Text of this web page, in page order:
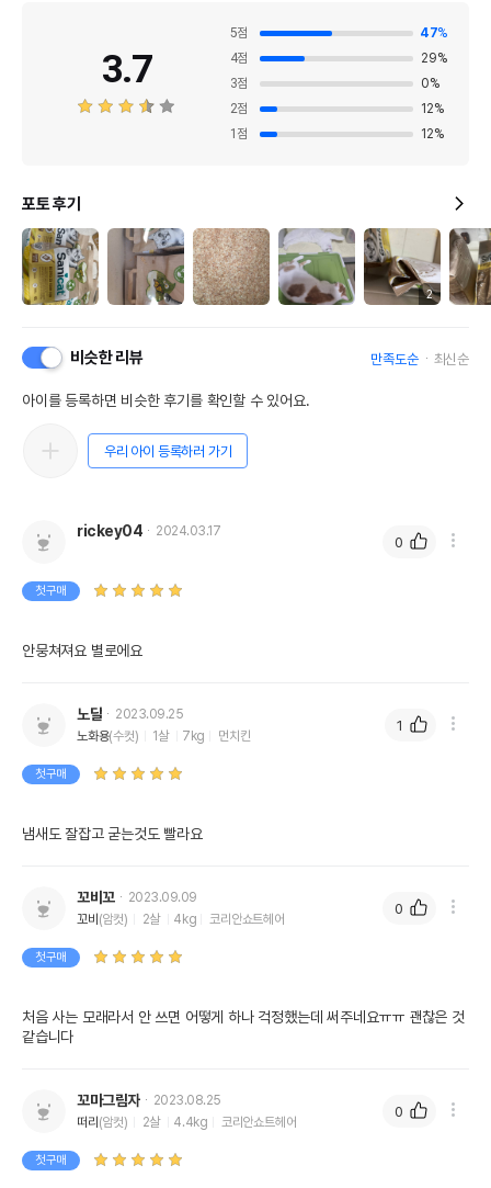
3.7
5점 47%
4점 29%
3점 0%
2점 12%
1 점 12%
포토 후기
2
비슷한 리뷰 만족도순 최신순
아이를 등록하면 비슷한 후기를 확인할 수 있어요.
우리 아이 등록하러 가기
rickey04 2024.03.17
첫구매
안뭉쳐져요 별로에요
0
노달
2023.09.25
노화용(수컷) 1살 7kg 먼치킨
첫구매
냄새도 잘잡고 굳는것도 빨라요
1
꼬비꼬
2023.09.09
꼬비 (암컷) 2살 4kg 코리안쇼트헤어
첫구매
처음 사는 모래라서 안 쓰면 어떻게 하나 걱정했는데 써주네요ㅠㅠ 괜찮은 것
같습니다
0
꼬마그림자
2023.08.25
떠리 (암컷) 2살 4.4kg 코리안쇼트헤어
첫구매
0